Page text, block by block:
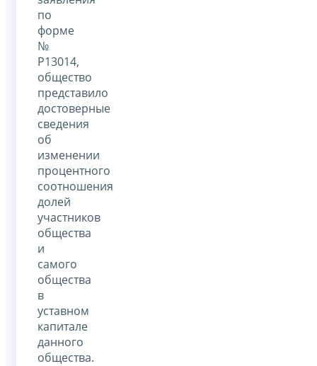
по
форме
№
Р13014,
общество
представило
достоверные
сведения
об
изменении
процентного
соотношения
долей
участников
общества
и
самого
общества
в
уставном
капитале
данного
общества.